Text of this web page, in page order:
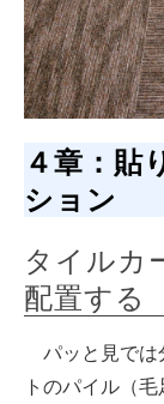
４章：貼
ション
タイルカ
配置する
パッと見では
トのパイル（